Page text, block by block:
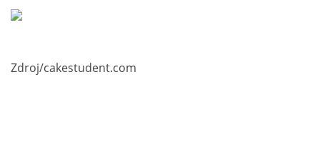
Zdroj/cakestudent.com